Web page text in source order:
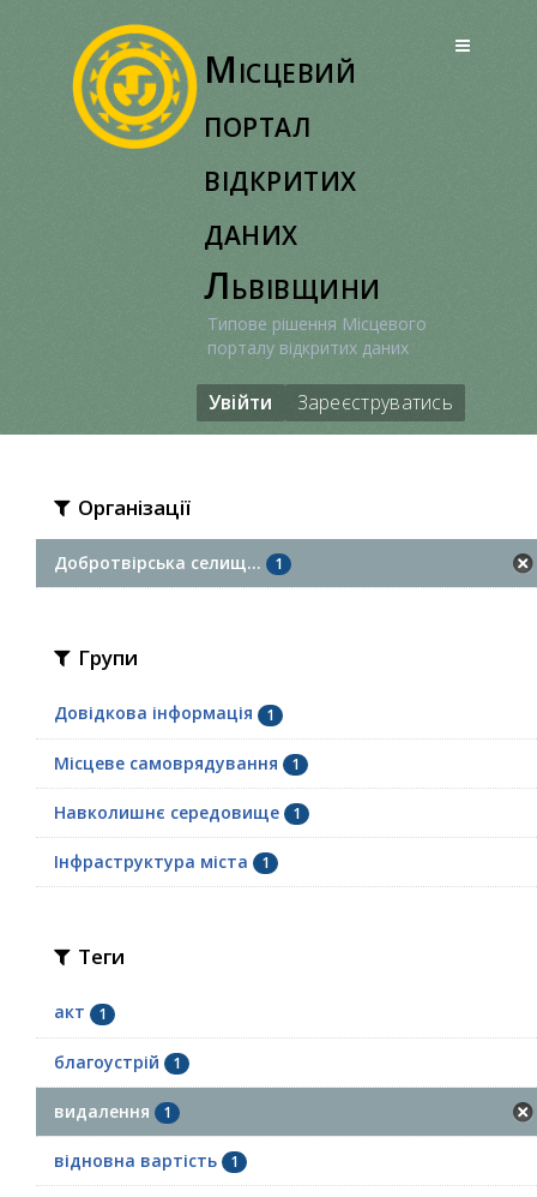
Місцевий
портал
відкритих
даних
Львівщини
Типове рішення Місцевого
порталу відкритих даних
Увійти Зареєструватись
Організації
Добротвірська селищ... 1
Групи
Довідкова інформація 1
Місцеве самоврядування 1
Навколишнє середовище 1
Інфраструктура міста 1
Теги
акт 1
благоустрій 1
видалення 1
відновна вартість 1